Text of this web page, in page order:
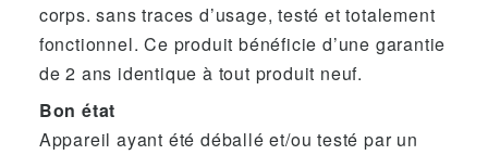
corps. sans traces d’usage, testé et totalement
fonctionnel. Ce produit bénéficie d’une garantie
de 2 ans identique à tout produit neuf.
Bon état
Appareil ayant été déballé et/ou testé par un